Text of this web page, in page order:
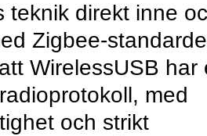
teknik direkt inne
Zigbee-
WirelessUSB har
med
och strikt